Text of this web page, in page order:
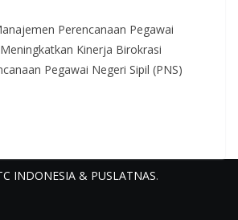
Perencanaan Pegawai
Kinerja Birokrasi
Pegawai Negeri Sipil (PNS)
INDONESIA & PUSLATNAS.